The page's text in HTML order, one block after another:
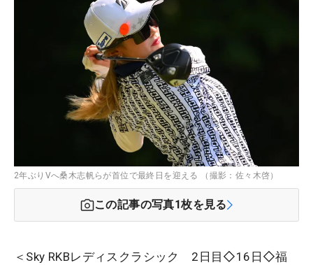
2年ぶりVへ桑木志帆らが首位で最終日を迎える （撮影：佐々木啓）
この記事の写真1枚を見る
＜Sky RKBレディスクラシック 2日目◇16日◇福